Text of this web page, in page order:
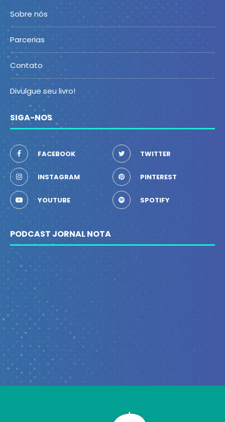
Sobre nós
Parcerias
Contato
Divulgue seu livro!
SIGA-NOS
FACEBOOK TWITTER
INSTAGRAM PINTEREST
YOUTUBE SPOTIFY
PODCAST JORNAL NOTA